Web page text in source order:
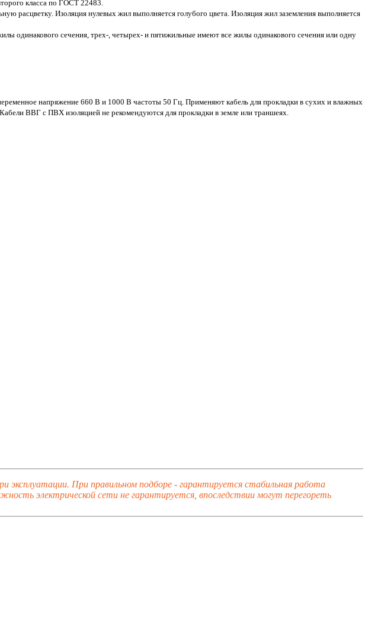
класса по ГОСТ 22483.
расцветку. Изоляция нулевых жил выполняется голубого цвета. Изоляция жил заземления выполняется
одинакового сечения, трех-, четырех- и пятижильные имеют все жилы одинакового сечения или одну
напряжение 660 В и 1000 В частоты 50 Гц. Применяют кабель для прокладки в сухих и влажных
ВВГ с ПВХ изоляцией не рекомендуются для прокладки в земле или траншеях.
эксплуатации. При правильном подборе - гарантируется стабильная работа
электрической сети не гарантируется, впоследствии могут перегореть